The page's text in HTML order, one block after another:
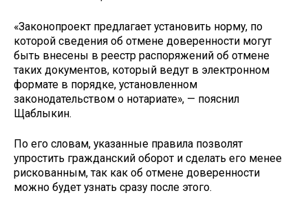
«Законопроект предлагает установить норму, по
которой сведения об отмене доверенности могут
быть внесены в реестр распоряжений об отмене
таких документов, который ведут в электронном
формате в порядке, установленном
законодательством о нотариате», — пояснил
Щаблыкин.
По его словам, указанные правила позволят
упростить гражданский оборот и сделать его менее
рискованным, так как об отмене доверенности
можно будет узнать сразу после этого.